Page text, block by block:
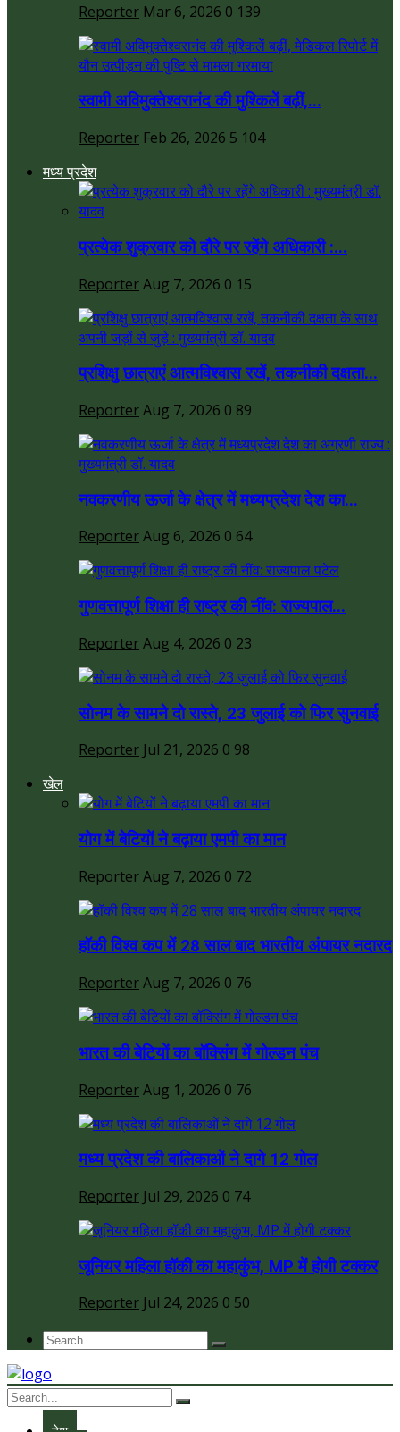
Reporter Mar 6, 2026 0 139
स्वामी अविमुक्तेश्वरानंद की मुश्किलें बढ़ीं,...
Reporter Feb 26, 2026 5 104
मध्य प्रदेश
प्रत्येक शुक्रवार को दौरे पर रहेंगे अधिकारी :...
ReporterAug 7, 2026 0 15
प्रशिक्षु छात्राएं आत्मविश्वास रखें, तकनीकी दक्षता...
ReporterAug 7, 2026 0 89
नवकरणीय ऊर्जा के क्षेत्र में मध्यप्रदेश देश का...
ReporterAug 6, 2026 0 64
गुणवत्तापूर्ण शिक्षा ही राष्ट्र की नींव: राज्यपाल...
ReporterAug 4, 2026 0 23
सोनम के सामने दो रास्ते, 23 जुलाई को फिर सुनवाई
Reporter Jul 21, 2026 0 98
खेल
योग में बेटियों ने बढ़ाया एमपी का मान
ReporterAug 7, 2026 0 72
हॉकी विश्व कप में 28 साल बाद भारतीय अंपायर नदारद
ReporterAug 7, 2026 0 76
भारत की बेटियों का बॉक्सिंग में गोल्डन पंच
ReporterAug 1, 2026 0 76
मध्य प्रदेश की बालिकाओं ने दागे 12 गोल
Reporter Jul 29, 2026 0 74
जूनियर महिला हॉकी का महाकुंभ, MP में होगी टक्कर
Reporter Jul 24, 2026 0 50